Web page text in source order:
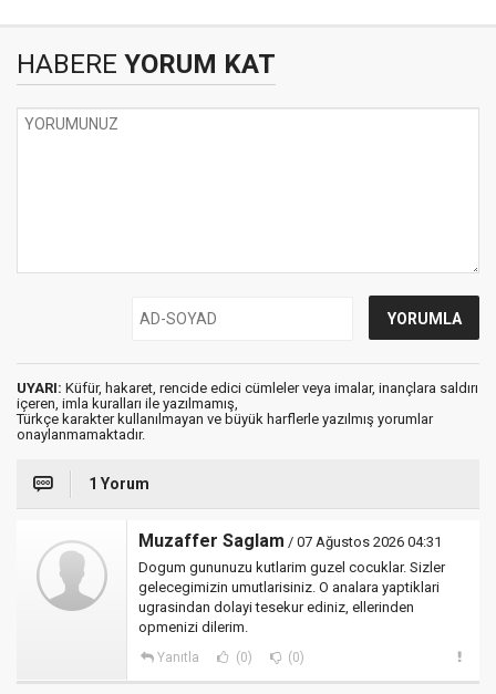
HABERE YORUM KAT
UYARI: Küfür, hakaret, rencide edici cümleler veya imalar, inançlara saldırı
içeren, imla kuralları ile yazılmamış,
Türkçe karakter kullanılmayan ve büyük harflerle yazılmış yorumlar
onaylanmamaktadır.
1 Yorum
Muzaffer Saglam / 07 Ağustos 2026 04:31
Dogum gununuzu kutlarim guzel cocuklar. Sizler
gelecegimizin umutlarisiniz. O analara yaptiklari
ugrasindan dolayi tesekur ediniz, ellerinden
opmenizi dilerim.
Yanıtla (0) (0)